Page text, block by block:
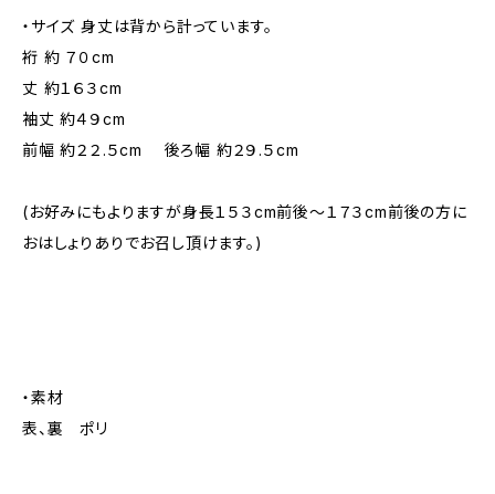
・サイズ 身丈は背から計っています。
裄 約 ７０cm
丈 約１６３cm
袖丈 約４９cm
前幅 約２２.５cm 後ろ幅 約２９.５cm
(お好みにもよりますが身長１５３cm前後～１７３cm前後の方に
おはしょりありでお召し頂けます。)
・素材
表、裏 ポリ